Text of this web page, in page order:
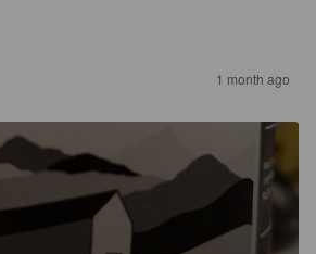
1 month ago